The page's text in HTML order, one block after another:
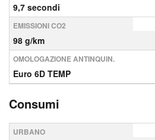
9,7 secondi
EMISSIONI CO2
98 g/km
OMOLOGAZIONE ANTINQUIN.
Euro 6D TEMP
Consumi
URBANO